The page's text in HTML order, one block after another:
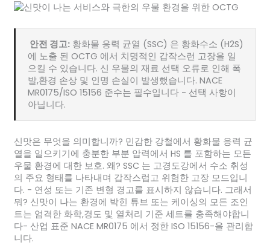
️ 안전 경고:황화물 응력 균열 (SSC) 은 황화수소 (H2S)
에 노출 된 OCTG 에서 치명적인 갑작스런 고장을 일
으킬 수 있습니다. 신 우물의 재료 선택 오류로 인해 폭
발,환경 손상 및 인명 손실이 발생했습니다. NACE
MR0175/ISO 15156 준수는 필수입니다 - 선택 사항이
아닙니다.
신맛은 무엇을 의미합니까? 민감한 강철에서 황화물 응력 균
열을 일으키기에 충분한 부분 압력에서 HS 를 포함하는 모든
우물 환경에 대한 보호. 왜? SSC 는 고경도강에서 수소 취성
의 주요 형태를 나타내며 갑작스럽고 위험한 고장 모드입니
다. - 연성 또는 기존 변형 경고를 표시하지 않습니다. 그래서
뭐? 신맛이 나는 환경에 박힌 튜브 또는 케이싱의 모든 조인
트는 엄격한 화학,경도 및 열처리 기준 세트를 충족해야합니
다- 산업 표준 NACE MR0175 에서 정한 ISO 15156-을 관리합
니다.